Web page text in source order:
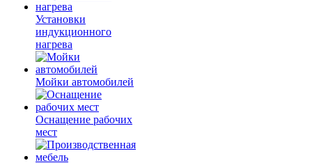
Установки
индукционного
нагрева
Мойки автомобилей
Оснащение рабочих
мест